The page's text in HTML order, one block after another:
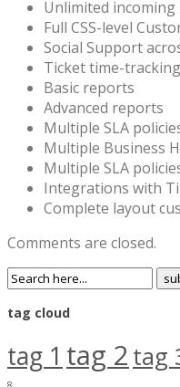
Unlimited incoming
Full CSS-level
Social Support
Ticket time-tracking
Basic reports
Advanced reports
Multiple SLA
Multiple Business
Multiple SLA
Integrations with
Complete layout
Comments are closed.
tag cloud
tag 1 tag 2 tag